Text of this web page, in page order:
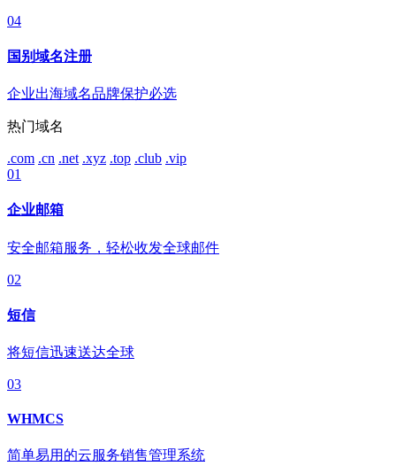
04
国别域名注册
企业出海域名品牌保护必选
热门域名
.com .cn .net .xyz .top .club .vip
01
企业邮箱
安全邮箱服务，轻松收发全球邮件
02
短信
将短信迅速送达全球
03
WHMCS
简单易用的云服务销售管理系统